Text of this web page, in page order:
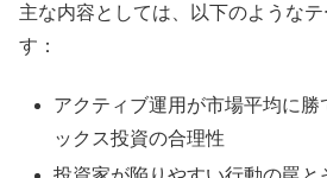
主な内容としては、以下のような
す：
アクティブ運用が市場平均に
ックス投資の合理性